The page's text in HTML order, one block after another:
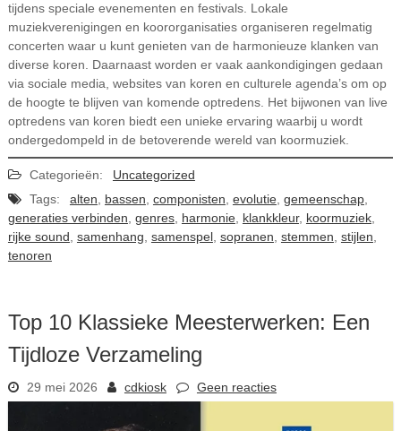
tijdens speciale evenementen en festivals. Lokale
muziekverenigingen en koororganisaties organiseren regelmatig
concerten waar u kunt genieten van de harmonieuze klanken van
diverse koren. Daarnaast worden er vaak aankondigingen gedaan
via sociale media, websites van koren en culturele agenda’s om op
de hoogte te blijven van komende optredens. Het bijwonen van live
optredens van koren biedt een unieke ervaring waarbij u wordt
ondergedompeld in de betoverende wereld van koormuziek.
Categorieën:
Uncategorized
Tags:
alten, bassen, componisten, evolutie, gemeenschap,
generaties verbinden, genres, harmonie, klankkleur, koormuziek,
rijke sound, samenhang, samenspel, sopranen, stemmen, stijlen,
tenoren
Top 10 Klassieke Meesterwerken: Een
Tijdloze Verzameling
29 mei 2026 cdkiosk Geen reacties